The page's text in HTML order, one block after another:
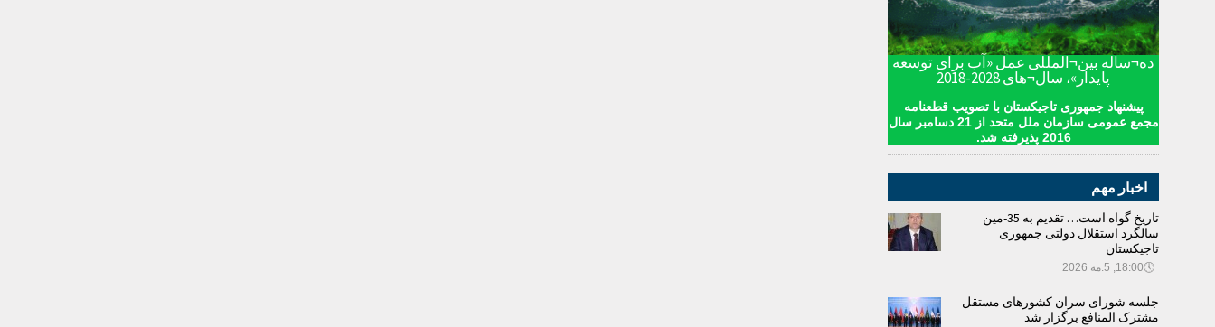
ده¬ساله بین¬المللی عمل «آب برای توسعه
پایدار»، سال¬های 2028-2018
پیشنهاد جمهوری تاجیکستان با تصویب قطعنامه
مجمع عمومی سازمان ملل متحد از 21 دسامبر سال
2016 پذیرفته شد.
اخبار مهم
تاریخ گواه است… تقدیم به 35-مین
سالگرد استقلال دولتی جمهوری
تاجیکستان
🕔18:00, 5.مه 2026
جلسه شورای سران کشورهای مستقل
مشترک المنافع برگزار شد